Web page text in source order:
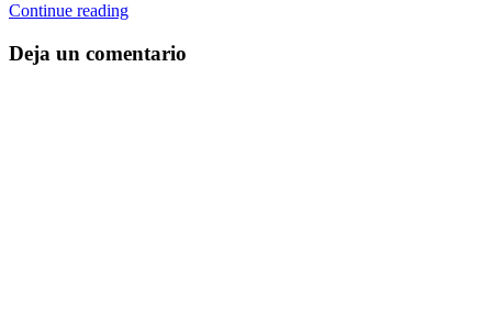
Continue reading
Deja un comentario